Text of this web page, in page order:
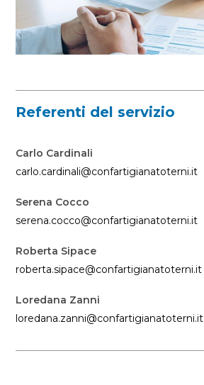
Referenti del servizio
Carlo Cardinali
carlo.cardinali@confartigianatoterni.it
Serena Cocco
serena.cocco@confartigianatoterni.it
Roberta Sipace
roberta.sipace@confartigianatoterni.it
Loredana Zanni
loredana.zanni@confartigianatoterni.it